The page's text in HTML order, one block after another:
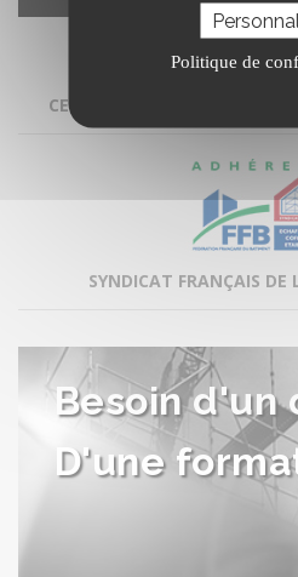
CERTIFICAT DE
SYNDICAT FRANÇAIS DE
Besoin d'un
D'une
Politique de